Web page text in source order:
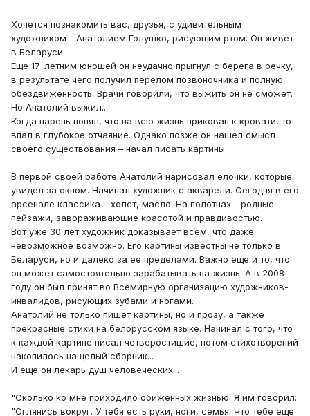
Хочется познакомить вас, друзья, с удивительным
художником - Анатолием Голушко, рисующим ртом. Он живет
в Беларуси.
Еще 17-летним юношей он неудачно прыгнул с берега в речку,
в результате чего получил перелом позвоночника и полную
обездвиженность. Врачи говорили, что выжить он не сможет.
Но Анатолий выжил...
Когда парень понял, что на всю жизнь прикован к кровати, то
впал в глубокое отчаяние. Однако позже он нашел смысл
своего существования – начал писать картины.
В первой своей работе Анатолий нарисовал елочки, которые
увидел за окном. Начинал художник с акварели. Сегодня в его
арсенале классика – холст, масло. На полотнах - родные
пейзажи, завораживающие красотой и правдивостью.
Вот уже 30 лет художник доказывает всем, что даже
невозможное возможно. Его картины известны не только в
Беларуси, но и далеко за ее пределами. Важно еще и то, что
он может самостоятельно зарабатывать на жизнь. А в 2008
году он был принят во Всемирную организацию художников-
инвалидов, рисующих зубами и ногами.
Анатолий не только пишет картины, но и прозу, а также
прекрасные стихи на белорусском языке. Начинал с того, что
к каждой картине писал четверостишие, потом стихотворений
накопилось на целый сборник...
И еще он лекарь душ человеческих...
"Сколько ко мне приходило обиженных жизнью. Я им говорил:
"Оглянись вокруг. У тебя есть руки, ноги, семья. Что тебе еще